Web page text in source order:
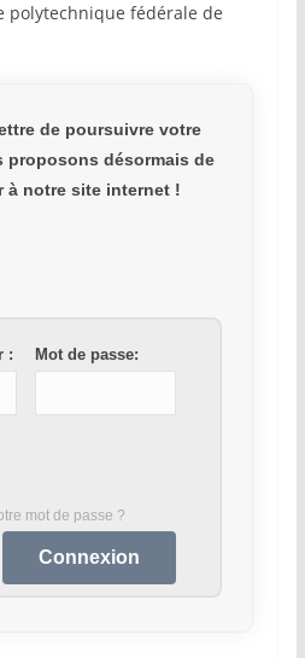
polytechnique fédérale de
de poursuivre votre
proposons désormais de
à notre site internet !
: Mot de passe:
mot de passe ?